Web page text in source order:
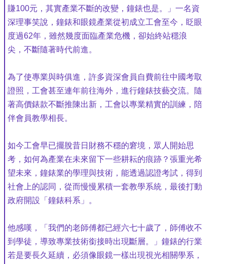
賺100元，其實產業不斷的改變，鐘錶也是。」一名資
深理事笑說，鐘錶和眼鏡產業從初成立工會至今，眨眼
度過62年，雖然幾度面臨產業危機，卻始終站穩浪
尖，不斷隨著時代前進。
為了使專業與時俱進，許多資深會員自費前往中國考取
證照，工會甚至連年前往海外，進行鐘錶技藝交流。隨
著高價錶款不斷推陳出新，工會以專業精實的訓練，陪
伴會員教學相長。
如今工會早已擺脫昔日財務不穩的窘境，眾人開始思
考，如何為產業在未來留下一些耕耘的痕跡？張重光希
望未來，鐘錶業的學理與技術，能透過認證考試，得到
社會上的認同，從而慢慢累積一套教學系統，最後打動
政府開設「鐘錶科系」。
他感嘆，「我們的老師傅都已經六七十歲了，師傅收不
到學徒，導致專業技術銜接時出現斷層。」鐘錶的行業
若是要長久延續，必須像眼鏡一樣出現視光相關學系，